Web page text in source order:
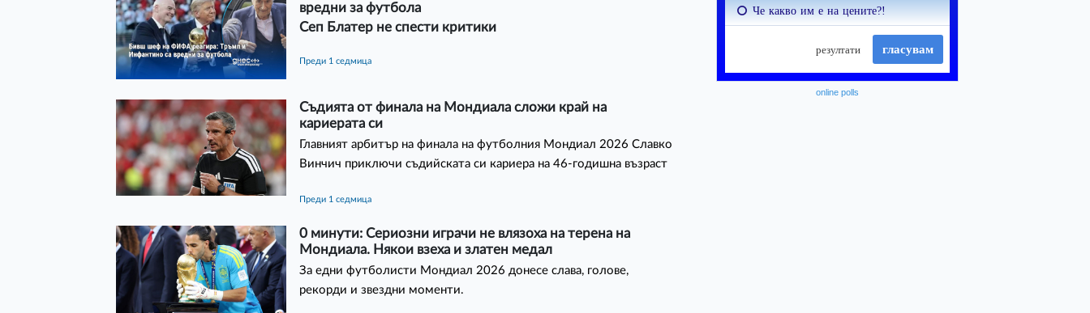
вредни за футбола
Сеп Блатер не спести критики
преди 1 седмица
Съдията от финала на Мондиала сложи край на
кариерата си
Главният арбитър на финала на футболния Мондиал 2026 Славко
Винчич приключи съдийската си кариера на 46-годишна възраст
преди 1 седмица
0 минути: Сериозни играчи не влязоха на терена на
Мондиала. Някои взеха и златен медал
За едни футболисти Мондиал 2026 донесе слава, голове,
рекорди и звездни моменти.
online polls